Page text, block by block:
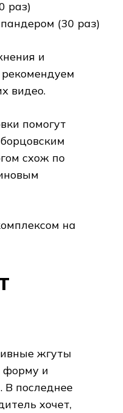
раз)
(30 раз)
и
видео.
помогут
схож по
на
жгуты
форму и
В последнее
хочет,